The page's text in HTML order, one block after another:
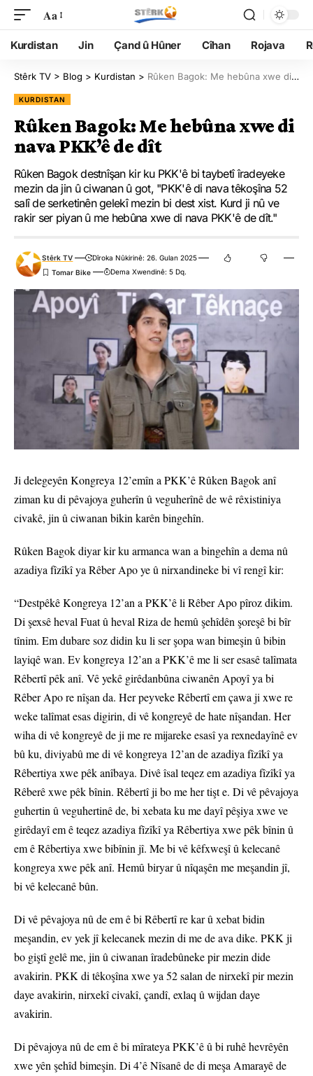
Aa
Kurdistan Jin Çand û Hûner Cîhan Rojava
Stêrk TV > Blog > Kurdistan > Rûken Bagok: Me hebûna xwe di nava PKK’ê de dît
KURDISTAN
Rûken Bagok: Me hebûna xwe di
nava PKK’ê de dît
Rûken Bagok destnîşan kir ku PKK'ê bi taybetî îradeyeke
mezin da jin û ciwanan û got, "PKK'ê di nava têkoşîna 52
salî de serketinên gelekî mezin bi dest xist. Kurd ji nû ve
rakir ser piyan û me hebûna xwe di nava PKK'ê de dît."
Stêrk TV
Dîroka Nûkirinê: 26. Gulan 2025
Dema Xwendinê: 5 Dq.
Ji delegeyên Kongreya 12’emîn a PKK’ê Rûken Bagok anî
ziman ku di pêvajoya guherîn û veguherînê de wê rêxistiniya
civakê, jin û ciwanan bikin karên bingehîn.
Rûken Bagok diyar kir ku armanca wan a bingehîn a dema nû
azadiya fîzîkî ya Rêber Apo ye û nirxandineke bi vî rengî kir:
“Destpêkê Kongreya 12’an a PKK’ê li Rêber Apo pîroz dikim.
Di şexsê heval Fuat û heval Riza de hemû şehîdên şoreşê bi bîr
tînim. Em dubare soz didin ku li ser şopa wan bimeşin û bibin
layiqê wan. Ev kongreya 12’an a PKK’ê me li ser esasê talîmata
Rêbertî pêk anî. Vê yekê girêdanbûna ciwanên Apoyî ya bi
Rêber Apo re nîşan da. Her peyveke Rêbertî em çawa ji xwe re
weke talîmat esas digirin, di vê kongreyê de hate nîşandan. Her
wiha di vê kongreyê de ji me re mijareke esasî ya rexnedayînê ev
bû ku, diviyabû me di vê kongreya 12’an de azadiya fîzîkî ya
Rêbertiya xwe pêk anîbaya. Divê îsal teqez em azadiya fîzîkî ya
Rêberê xwe pêk bînin. Rêbertî ji bo me her tişt e. Di vê pêvajoya
guhertin û veguhertinê de, bi xebata ku me dayî pêşiya xwe ve
girêdayî em ê teqez azadiya fîzîkî ya Rêbertiya xwe pêk bînin û
em ê Rêbertiya xwe bibînin jî. Me bi vê kêfxweşî û kelecanê
kongreya xwe pêk anî. Hemû biryar û nîqaşên me meşandin jî,
bi vê kelecanê bûn.
Di vê pêvajoya nû de em ê bi Rêbertî re kar û xebat bidin
meşandin, ev yek jî kelecanek mezin di me de ava dike. PKK ji
bo giştî gelê me, jin û ciwanan îradebûneke pir mezin dide
avakirin. PKK di têkoşîna xwe ya 52 salan de nirxekî pir mezin
daye avakirin, nirxekî civakî, çandî, exlaq û wijdan daye
avakirin.
Di pêvajoya nû de em ê bi mîrateya PKK’ê û bi ruhê hevrêyên
xwe yên şehîd bimeşin. Di 4’ê Nîsanê de di meşa Amarayê de